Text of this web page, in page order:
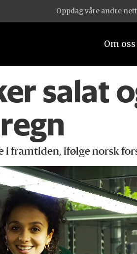
Oppdag våre andre
Om oss
salat
i framtiden, ifølge norsk